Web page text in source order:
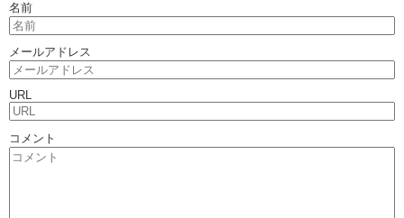
名前
メールアドレス
URL
コメント